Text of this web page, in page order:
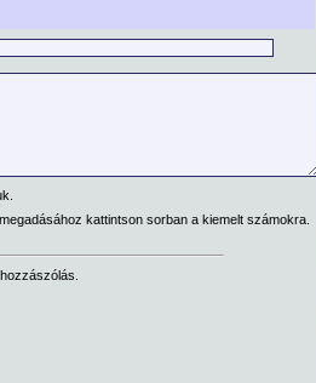
kattintson sorban a kiemelt számokra.